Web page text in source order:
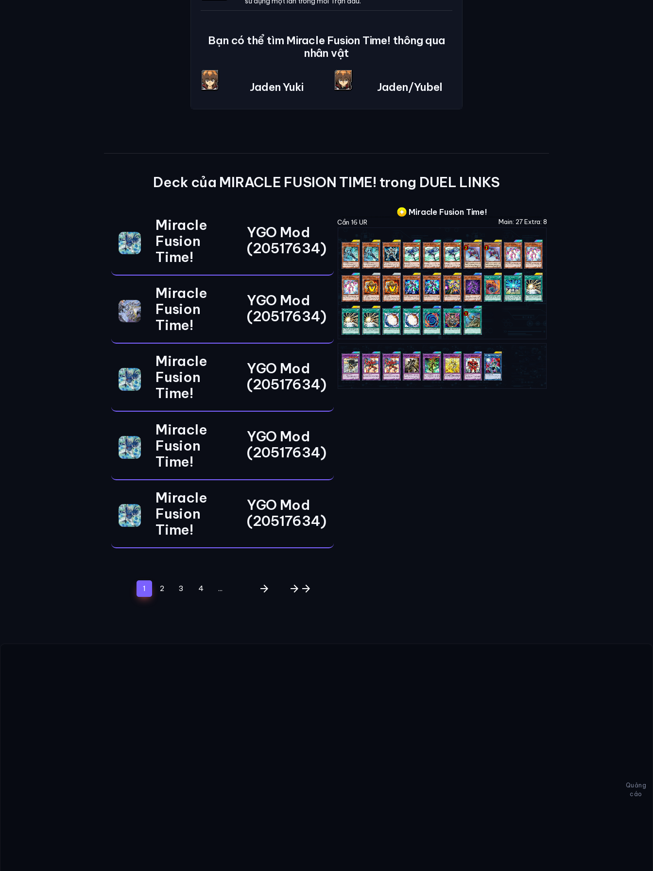
Bạn có thể tìm Miracle Fusion Time! thông qua
nhân vật
Jaden Yuki Jaden/Yubel
Deck của MIRACLE FUSION TIME! trong DUEL LINKS
Miracle
Fusion
Time!
YGO Mod
(20517634)
Miracle Fusion Time!
Cần 16 UR Main: 27 Extra: 8
Miracle
Fusion
Time!
YGO Mod
(20517634)
Miracle
Fusion
Time!
YGO Mod
(20517634)
Miracle
Fusion
Time!
YGO Mod
(20517634)
Miracle
Fusion
Time!
YGO Mod
(20517634)
1 (current)
2 3 4 ... arrow_forward arrow_forward arrow_forward